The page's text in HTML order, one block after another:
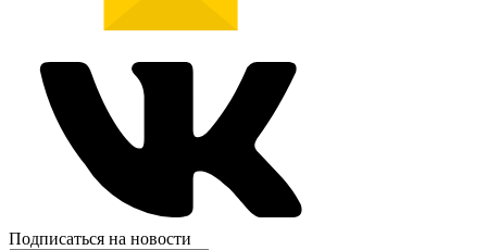
Подписаться на новости